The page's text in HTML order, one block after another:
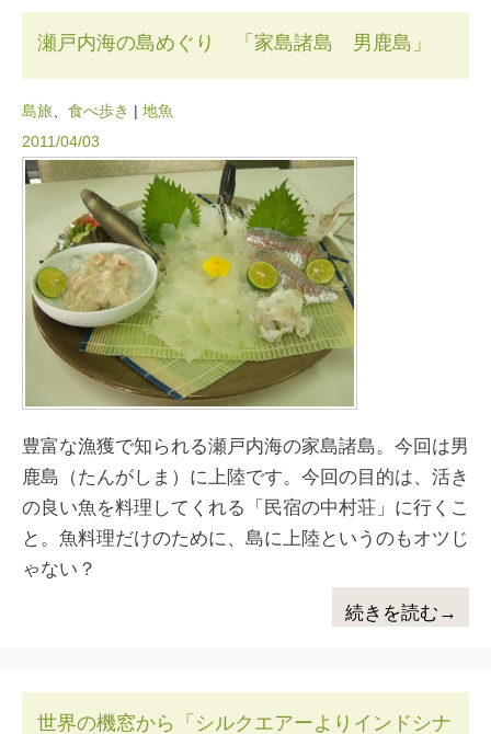
瀬戸内海の島めぐり 「家島諸島 男鹿島」
島旅 食べ歩き | 地魚
2011/04/03
豊富な漁獲で知られる瀬戸内海の家島諸島。今回は男
鹿島（たんがしま）に上陸です。今回の目的は、活き
の良い魚を料理してくれる「民宿の中村荘」に行くこ
と。魚料理だけのために、島に上陸というのもオツじ
ゃない？
続きを読む→
世界の機窓から「シルクエアーよりインドシナ